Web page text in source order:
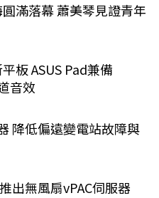
滿落幕 蕭美琴見證青年
板 ASUS Pad兼備
音效
降低偏遠變電站故障與
出無風扇vPAC伺服器